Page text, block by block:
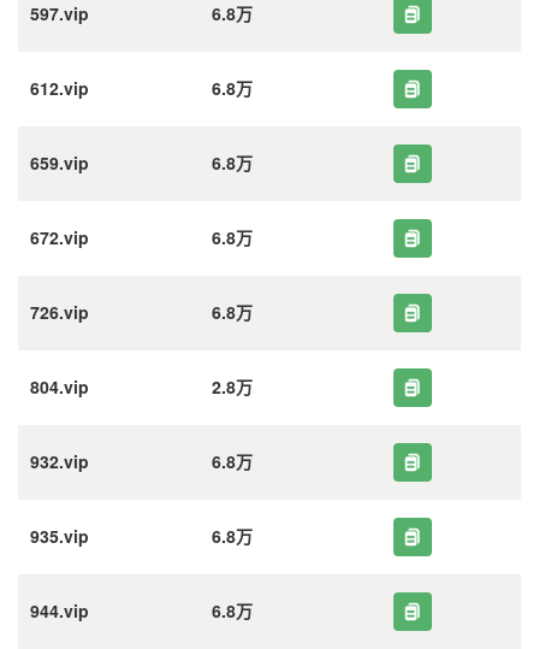
597.vip 6.8万
612.vip 6.8万
659.vip 6.8万
672.vip 6.8万
726.vip 6.8万
804.vip 2.8万
932.vip 6.8万
935.vip 6.8万
944.vip 6.8万